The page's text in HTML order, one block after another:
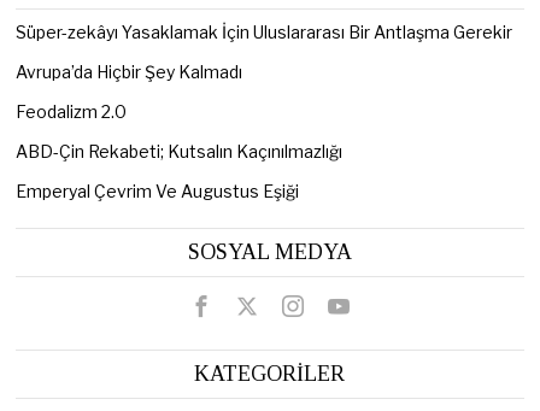
Süper-zekâyı Yasaklamak İçin Uluslararası Bir Antlaşma Gerekir
Avrupa’da Hiçbir Şey Kalmadı
Feodalizm 2.0
ABD-Çin Rekabeti; Kutsalın Kaçınılmazlığı
Emperyal Çevrim Ve Augustus Eşiği
SOSYAL MEDYA
KATEGORİLER